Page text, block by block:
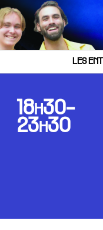
LES
18h30-
23h30